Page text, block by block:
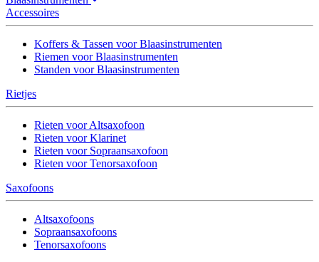
Accessoires
Koffers & Tassen voor Blaasinstrumenten
Riemen voor Blaasinstrumenten
Standen voor Blaasinstrumenten
Rietjes
Rieten voor Altsaxofoon
Rieten voor Klarinet
Rieten voor Sopraansaxofoon
Rieten voor Tenorsaxofoon
Saxofoons
Altsaxofoons
Sopraansaxofoons
Tenorsaxofoons